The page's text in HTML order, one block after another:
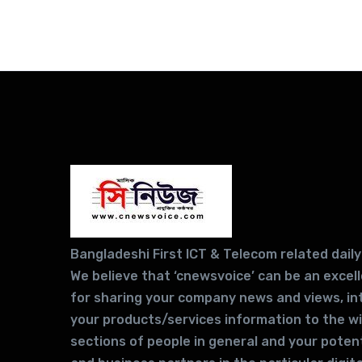
Bangladeshi First ICT & Telecom related
We believe that ‘cnewsvoice’ can be an
for sharing your company news and views,
your products/services information to the
sections of people in general and your